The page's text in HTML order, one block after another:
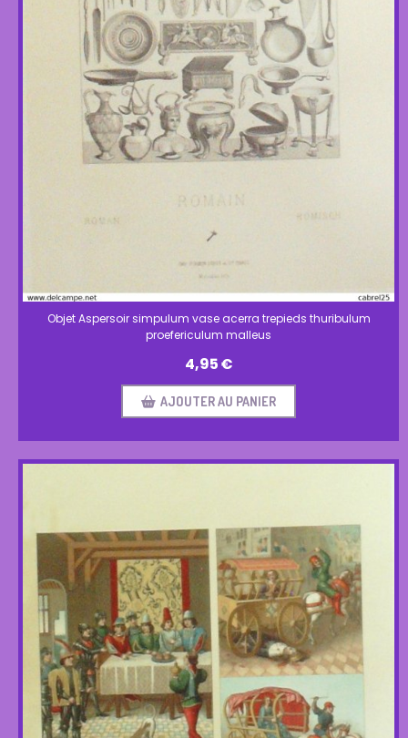
Objet Aspersoir simpulum vase acerra trepieds thuribulum
proefericulum malleus
4,95€
AJOUTER AU PANIER